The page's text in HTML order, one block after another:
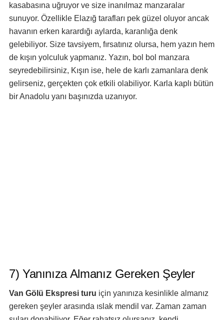
kasabasına uğruyor ve size inanılmaz manzaralar
sunuyor. Özellikle Elazığ tarafları pek güzel oluyor ancak
havanın erken karardığı aylarda, karanlığa denk
gelebiliyor. Size tavsiyem, fırsatınız olursa, hem yazın hem
de kışın yolculuk yapmanız. Yazın, bol bol manzara
seyredebilirsiniz, Kışın ise, hele de karlı zamanlara denk
gelirseniz, gerçekten çok etkili olabiliyor. Karla kaplı bütün
bir Anadolu yanı başınızda uzanıyor.
7) Yanınıza Almanız Gereken Şeyler
Van Gölü Ekspresi turu için yanınıza kesinlikle almanız
gereken şeyler arasında ıslak mendil var. Zaman zaman